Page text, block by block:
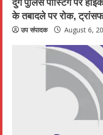
के तबादले पर रोक,
उप संपादक August 6,